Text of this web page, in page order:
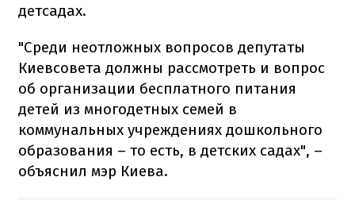
детсадах.
"Среди неотложных вопросов депутаты
Киевсовета должны рассмотреть и вопрос
об организации бесплатного питания
детей из многодетных семей в
коммунальных учреждениях дошкольного
образования – то есть, в детских садах", –
объяснил мэр Киева.